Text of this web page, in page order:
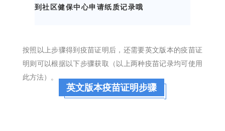
到社区健保中心申请纸质记录哦
按照以上步骤得到疫苗证明后，还需要英文版本的疫苗证
明则可以根据以下步骤获取（以上两种疫苗记录均可使用
此方法）。
英文版本疫苗证明步骤